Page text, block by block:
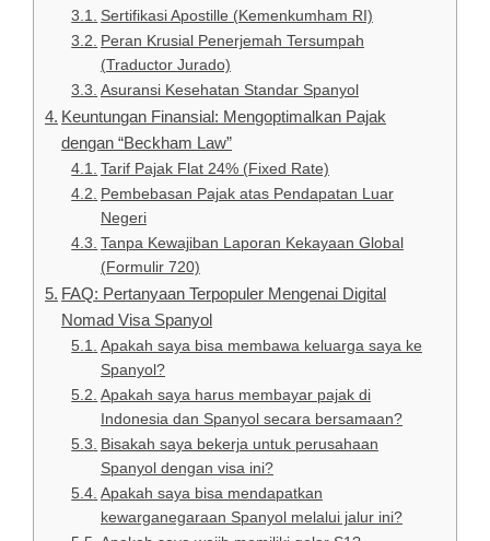
Sertifikasi Apostille (Kemenkumham RI)
Peran Krusial Penerjemah Tersumpah
(Traductor Jurado)
Asuransi Kesehatan Standar Spanyol
Keuntungan Finansial: Mengoptimalkan Pajak
dengan “Beckham Law”
Tarif Pajak Flat 24% (Fixed Rate)
Pembebasan Pajak atas Pendapatan Luar
Negeri
Tanpa Kewajiban Laporan Kekayaan Global
(Formulir 720)
FAQ: Pertanyaan Terpopuler Mengenai Digital
Nomad Visa Spanyol
Apakah saya bisa membawa keluarga saya ke
Spanyol?
Apakah saya harus membayar pajak di
Indonesia dan Spanyol secara bersamaan?
Bisakah saya bekerja untuk perusahaan
Spanyol dengan visa ini?
Apakah saya bisa mendapatkan
kewarganegaraan Spanyol melalui jalur ini?